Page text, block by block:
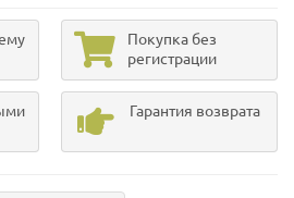
Покупка без
регистрации
Гарантия возврата